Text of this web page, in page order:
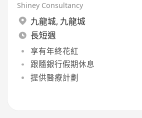
Shiney Consultancy
九龍城, 九龍城
長短週
享有年終花紅
跟隨銀行假期休息
提供醫療計劃